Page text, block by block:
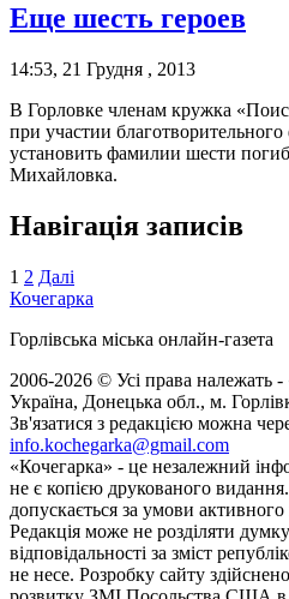
Еще шесть героев
14:53, 21 Грудня , 2013
В Горловке членам кружка
при участии
установить фамилии шести
Михайловка.
Навігація записів
1 2 Далі
Кочегарка
Горлівська міська онлайн-газета
2006-2026 © Усі права належать
Україна, Донецька обл., м.
Зв'язатися з редакцією можна
info.kochegarka@gmail.com
«Кочегарка» - це незалежний
не є копією друкованого
допускається за умови
Редакція може не розділяти
відповідальності за зміст
не несе. Розробку сайту